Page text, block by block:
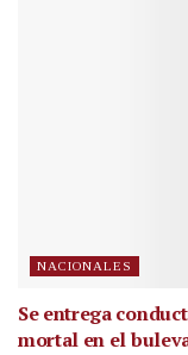
NACIONALES
Se entrega
mortal en el